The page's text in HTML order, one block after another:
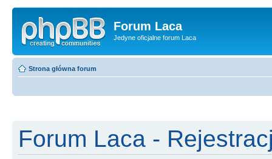
Forum Laca
Jedyne oficjalne forum Laca
Strona główna forum
Forum Laca -